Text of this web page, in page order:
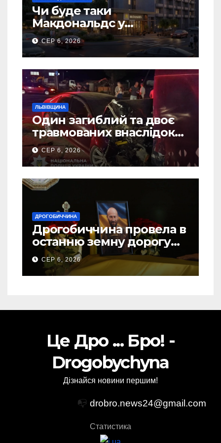
Чи буде таки
Макдональдс у
Дрогобичі? (Фото)
СЕР 6, 2026
ЛЬВІВЩИНА
Один загиблий та двоє
травмованих внаслідок
ДТП на Самбірщині
СЕР 6, 2026
ДРОГОБИЧЧИНА
Дрогобиччина провела в
останню земну дорогу
свого Захисника – Олега
Торського
СЕР 6, 2026
Це Дро ... Бро! -
Drogobychyna
Дізнайся новини першим!
📭 drobro.news24@gmail.com
Статистика